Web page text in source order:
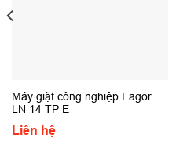
Máy giặt công nghiệp Fagor
LN 14 TP E
Liên hệ